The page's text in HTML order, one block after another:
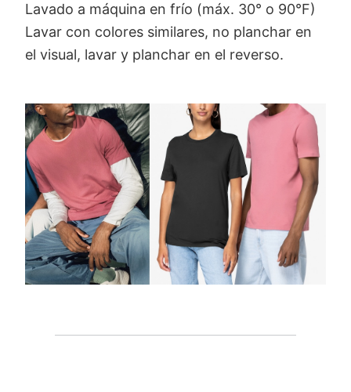
Lavado a máquina en frío (máx. 30° o 90°F)
Lavar con colores similares, no planchar en
el visual, lavar y planchar en el reverso.